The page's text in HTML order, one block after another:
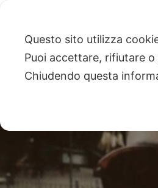
Questo sito utilizza
Puoi accettare, rifiutare
Chiudendo questa